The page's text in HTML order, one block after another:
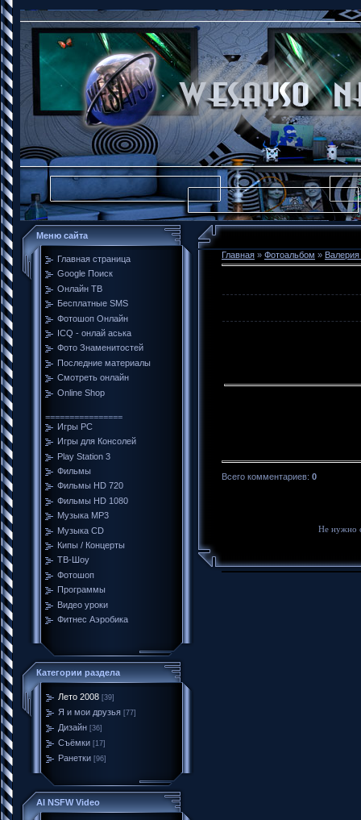
Меню сайта
Главная страница
Google Поиск
Онлайн ТВ
Бесплатные SMS
Фотошоп Онлайн
ICQ - онлай аська
Фото Знаменитостей
Последние материалы
Смотреть онлайн
Online Shop
================
Игры PC
Игры для Консолей
Play Station 3
Фильмы
Фильмы HD 720
Фильмы HD 1080
Музыка MP3
Музыка CD
Кипы / Концерты
ТВ-Шоу
Фотошоп
Программы
Видео уроки
Фитнес Аэробика
Категории раздела
Лето 2008 [39]
Я и мои друзья [77]
Дизайн [36]
Съёмки [17]
Ранетки [96]
AI NSFW Video
Главная » Фотоальбом » Валерия
Всего комментариев: 0
Не нужно